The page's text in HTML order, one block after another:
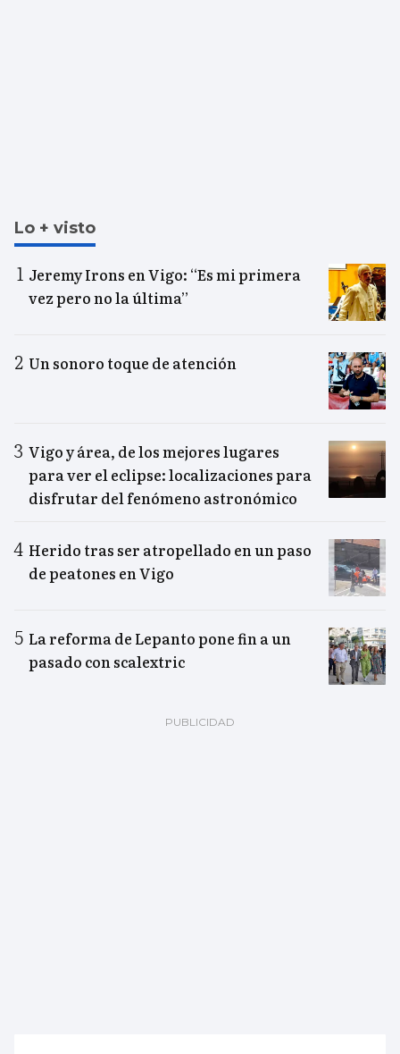
Lo + visto
Jeremy Irons en Vigo: “Es mi primera
vez pero no la última”
Un sonoro toque de atención
Vigo y área, de los mejores lugares
para ver el eclipse: localizaciones para
disfrutar del fenómeno astronómico
Herido tras ser atropellado en un paso
de peatones en Vigo
La reforma de Lepanto pone fin a un
pasado con scalextric